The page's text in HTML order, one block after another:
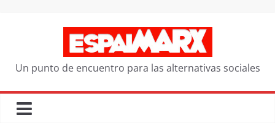
Un punto de encuentro para las alternativas sociales